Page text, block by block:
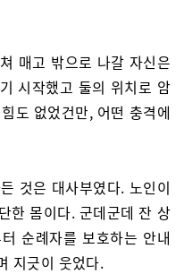
매고 밖으로 나갈 자신은
시작했고 둘의 위치로 암
도 없었건만, 어떤 충격에
것은 대사부였다. 노인이
한 몸이다. 군데군데 잔 상
순례자를 보호하는 안내
지긋이 웃었다.